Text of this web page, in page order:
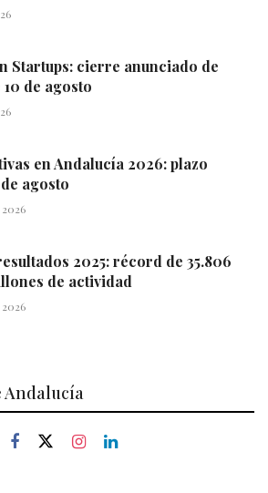
Startups: cierre anunciado de
de agosto
en Andalucía 2026: plazo
agosto
2025: récord de 35.806
de actividad
Andalucía